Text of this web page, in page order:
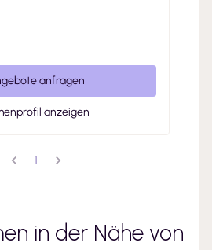
anfragen
anzeigen
1
in der Nähe von